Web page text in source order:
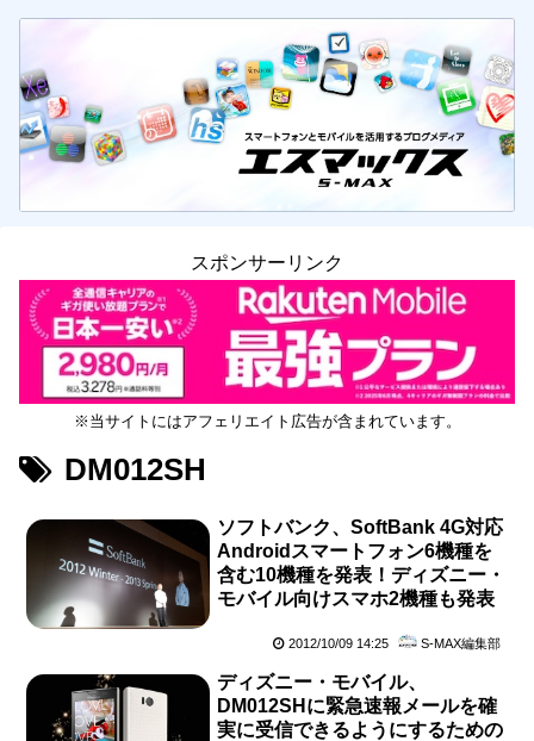
スポンサーリンク
※当サイトにはアフェリエイト広告が含まれています。
DM012SH
ソフトバンク、SoftBank 4G対応
Androidスマートフォン6機種を
含む10機種を発表！ディズニー・
モバイル向けスマホ2機種も発表
2012/10/09 14:25 S-MAX編集部
ディズニー・モバイル、
DM012SHに緊急速報メールを確
実に受信できるようにするための